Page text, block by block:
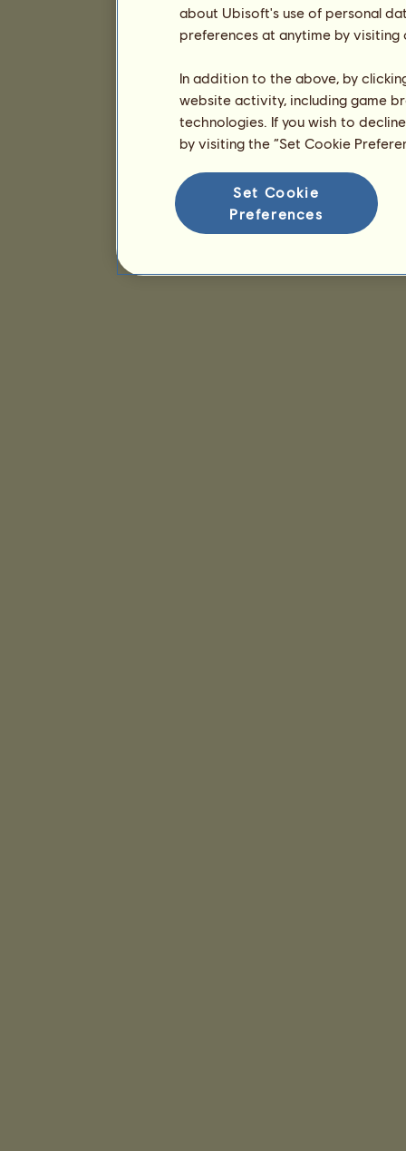
about Ubisoft's use of personal
preferences at anytime by
In addition to the above, by
website activity, including game
technologies. If you wish to
by visiting the “Set Cookie
Set Cookie
Preferences